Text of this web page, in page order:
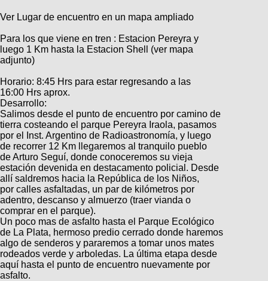
BMX
triatlon
De
todo
Retro
Enduro
Ranking
Fotos
del
DÃA
Fotos
Categorias
COMPRO
CANJE
Mi
ReputaciÃ³n
Mis
Compras
Mis
Ventas
Tandem
Freerider
TÃ©cnica
MecÃ¡nica
Robadas
Noticias
Calendario
Cicloturismo
Salidas
de
cicloturismo
Relatos
de
viajes
Foro
de
viajes
Usuarios
Ãšltimos
Buscar
Mis
Amigos
Actividad
de
Amigos
Ver Lugar de encuentro en un mapa ampliado
Para los que viene en tren : Estacion Pereyra y
luego 1 Km hasta la Estacion Shell (ver mapa
adjunto)
Horario: 8:45 Hrs para estar regresando a las
16:00 Hrs aprox.
Desarrollo:
Salimos desde el punto de encuentro por camino de
tierra costeando el parque Pereyra Iraola, pasamos
por el Inst. Argentino de Radioastronomía, y luego
de recorrer 12 Km llegaremos al tranquilo pueblo
de Arturo Seguí, donde conoceremos su vieja
estación devenida en destacamento policial. Desde
allí saldremos hacia la República de los Niños,
por calles asfaltadas, un par de kilómetros por
adentro, descanso y almuerzo (traer vianda o
comprar en el parque).
Un poco mas de asfalto hasta el Parque Ecológico
de La Plata, hermoso predio cerrado donde haremos
algo de senderos y pararemos a tomar unos mates
rodeados verde y arboledas. La última etapa desde
aquí hasta el punto de encuentro nuevamente por
asfalto.